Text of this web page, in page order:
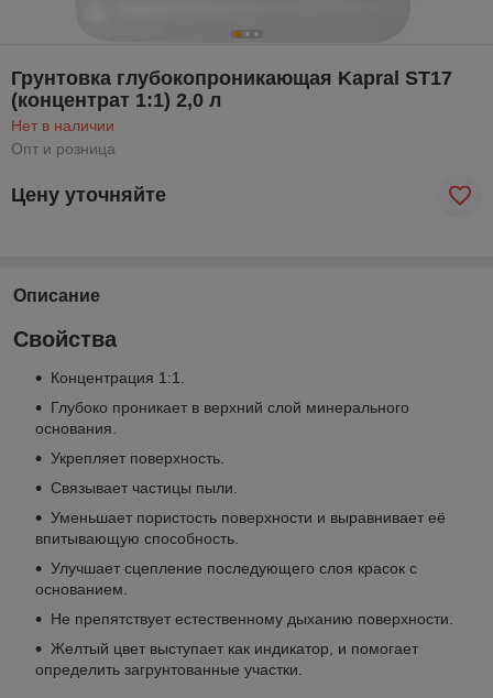
Грунтовка глубокопроникающая Kapral ST17
(концентрат 1:1) 2,0 л
Нет в наличии
Опт и розница
Цену уточняйте
Описание
Свойства
Концентрация 1:1.
Глубоко проникает в верхний слой минерального
основания.
Укрепляет поверхность.
Связывает частицы пыли.
Уменьшает пористость поверхности и выравнивает её
впитывающую способность.
Улучшает сцепление последующего слоя красок с
основанием.
Не препятствует естественному дыханию поверхности.
Желтый цвет выступает как индикатор, и помогает
определить загрунтованные участки.